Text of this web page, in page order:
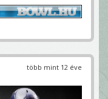
több mint 12 éve